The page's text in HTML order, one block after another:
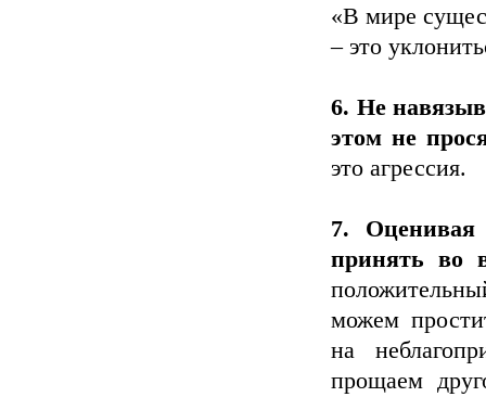
«В мире
– это
6. Не
этом не
это агрессия.
7. Оценивая
принять во
можем
на
прощаем